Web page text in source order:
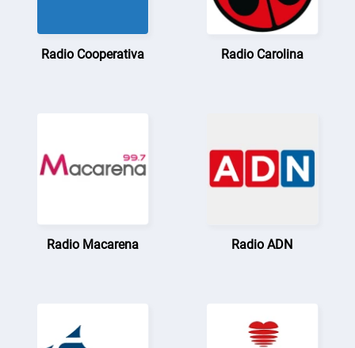
Radio Cooperativa Radio Carolina
Radio Macarena Radio ADN